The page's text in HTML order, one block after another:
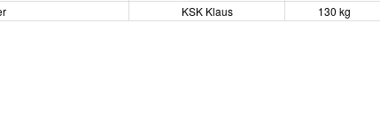
KSK Klaus 130 kg